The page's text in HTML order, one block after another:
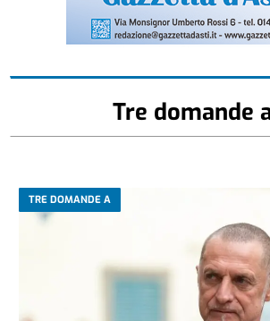
Tre domande
TRE DOMANDE A